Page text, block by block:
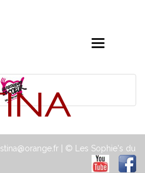
Toggle
navigation
| © Les Sophie's du